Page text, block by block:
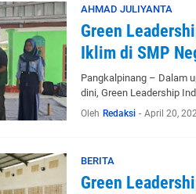
AHMAD JULIYANTA
Green
Iklim di SMP
Pangkalpinang – Dalam
dini, Green Leadership
Oleh Redaksi - April 20,
BERITA
Green